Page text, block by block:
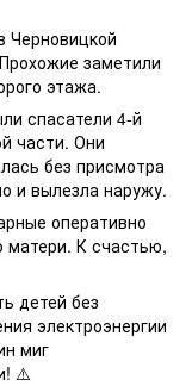
Черновицкой
заметили
этажа.
спасатели 4-й
части. Они
без присмотра
и вылезла наружу.
оперативно
матери. К счастью,
детей без
электроэнергии
миг
⚠️